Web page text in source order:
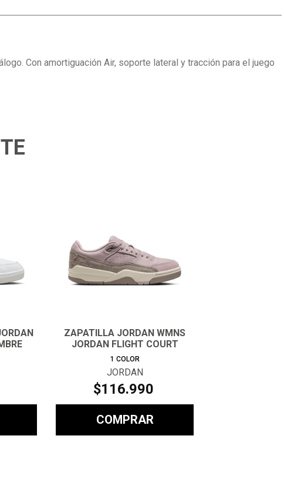
Con amortiguación Air, soporte lateral y tracción para el juego
ZAPATILLA JORDAN WMNS
JORDAN FLIGHT COURT
MUJER
1 COLOR
JORDAN
$116.990
COMPRAR